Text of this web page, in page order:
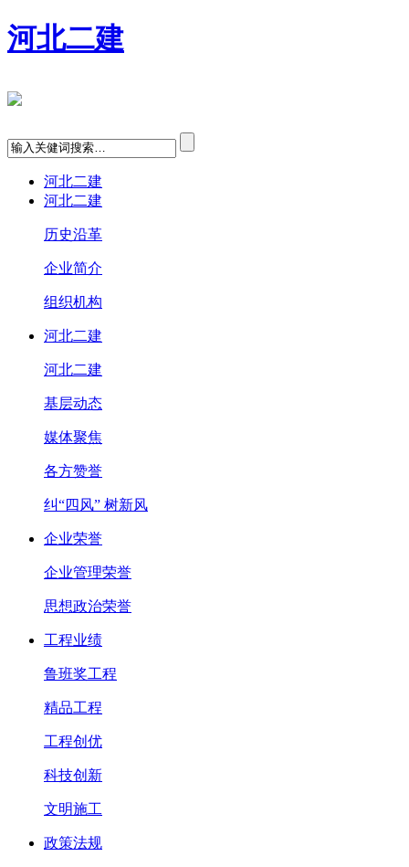
河北二建
河北二建
河北二建
历史沿革
企业简介
组织机构
河北二建
河北二建
基层动态
媒体聚焦
各方赞誉
纠“四风” 树新风
企业荣誉
企业管理荣誉
思想政治荣誉
工程业绩
鲁班奖工程
精品工程
工程创优
科技创新
文明施工
政策法规